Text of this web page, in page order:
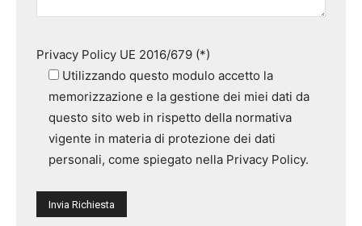
Privacy Policy UE 2016/679 (*)
Utilizzando questo modulo accetto la
memorizzazione e la gestione dei miei dati da
questo sito web in rispetto della normativa
vigente in materia di protezione dei dati
personali, come spiegato nella Privacy Policy.